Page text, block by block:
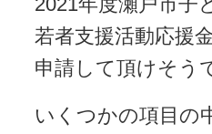
若者支援活動応援
申請して頂けそう
いくつかの項目の